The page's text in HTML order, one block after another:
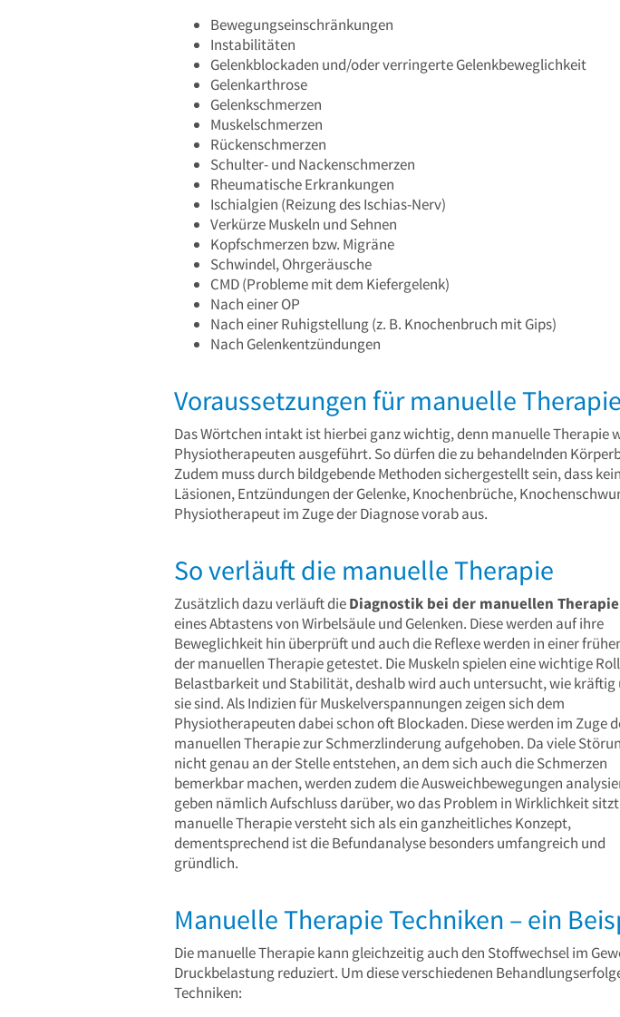
Bewegungseinschränkungen
Instabilitäten
Gelenkblockaden und/oder verringerte Gelenkbeweglichkeit
Gelenkarthrose
Gelenkschmerzen
Muskelschmerzen
Rückenschmerzen
Schulter- und Nackenschmerzen
Rheumatische Erkrankungen
Ischialgien (Reizung des Ischias-Nerv)
Verkürze Muskeln und Sehnen
Kopfschmerzen bzw. Migräne
Schwindel, Ohrgeräusche
CMD (Probleme mit dem Kiefergelenk)
Nach einer OP
Nach einer Ruhigstellung (z. B. Knochenbruch mit Gips)
Nach Gelenkentzündungen
Voraussetzungen für manuelle Therapie
Das Wörtchen intakt ist hierbei ganz wichtig, denn manuelle
Physiotherapeuten ausgeführt. So dürfen die zu behandelnden
Zudem muss durch bildgebende Methoden sichergestellt sein, dass
Läsionen, Entzündungen der Gelenke, Knochenbrüche,
Physiotherapeut im Zuge der Diagnose vorab aus.
So verläuft die manuelle Therapie
Zusätzlich dazu verläuft dieDiagnostik bei der manuellen Therapie
eines Abtastens von Wirbelsäule und Gelenken. Diese werden auf ihre
Beweglichkeit hin überprüft und auch die Reflexe werden in einer
der manuellen Therapie getestet. Die Muskeln spielen eine wichtige
Belastbarkeit und Stabilität, deshalb wird auch untersucht, wie kräftig
sie sind. Als Indizien für Muskelverspannungen zeigen sich dem
Physiotherapeuten dabei schon oft Blockaden. Diese werden im Zuge
manuellen Therapie zur Schmerzlinderung aufgehoben. Da viele
nicht genau an der Stelle entstehen, an dem sich auch die Schmerzen
bemerkbar machen, werden zudem die Ausweichbewegungen
geben nämlich Aufschluss darüber, wo das Problem in Wirklichkeit
manuelle Therapie versteht sich als ein ganzheitliches Konzept,
dementsprechend ist die Befundanalyse besonders umfangreich und
gründlich.
Manuelle Therapie Techniken – ein
Die manuelle Therapie kann gleichzeitig auch den Stoffwechsel im
Druckbelastung reduziert. Um diese verschiedenen
Techniken: